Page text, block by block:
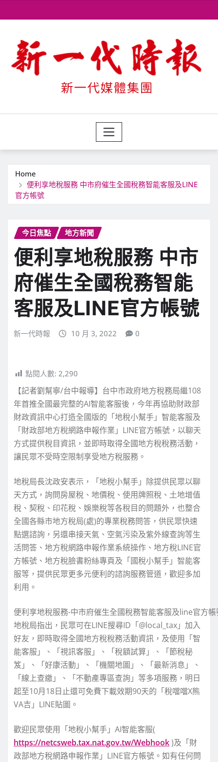
to
Home
便利享地稅服務 中市府催生全國稅務智能客服及LINE
官方帳號
今日焦點 地方新聞
便利享地稅服務 中市
府催生全國稅務智能
客服及LINE官方帳號
新一代時報 10 月 3, 2022 0
點閱人數: 2,290
【記者劉幫寧/台中報導】台中市政府地方稅務局繼108
年首推全國最完整的AI智能客服後，今年再協助財政部
財政資訊中心打造全國版的「地稅小幫手」智能客服及
「財政部地方稅網路申報作業」LINE官方帳號，以聊天
方式提供稅目資訊，並即時取得全國地方稅稅務活動，
讓民眾不受時空限制享受地方稅服務。
地稅局長沈政安表示，「地稅小幫手」除提供民眾以聊
天方式，詢問房屋稅、地價稅、使用牌照稅、土地增值
稅、契稅、印花稅、娛樂稅等各稅目的問題外，也整合
全國各縣市地方稅局(處)的專業稅務問答，供民眾快速
點選諮詢，另還串接天氣、空氣污染及紫外線查詢等生
活問答、地方稅網路申報作業系統操作、地方稅LINE官
方帳號、地方稅臉書粉絲專頁及「國稅小幫手」智能客
服等，提供民眾更多元便利的諮詢服務管道，歡迎多加
利用。
便利享地稅服務-中市府催生全國稅務智能客服及line官方帳
地稅局指出，民眾可在LINE搜尋ID「@local_tax」加入
好友，即時取得全國地方稅稅務活動資訊，及使用「智
能客服」、「視訊客服」、「稅額試算」、「節稅秘
笈」、「好康活動」、「機關地圖」、「最新消息」、
「線上查繳」、「不動產專區查詢」等多項服務，明日
起至10月18日止還可免費下載效期90天的「稅噹噹X熊
VA吉」LINE貼圖。
歡迎民眾使用「地稅小幫手」AI智能客服(
https://netcsweb.tax.nat.gov.tw/Webhook)及「財
政部地方稅網路申報作業」LINE官方帳號。如有任何問